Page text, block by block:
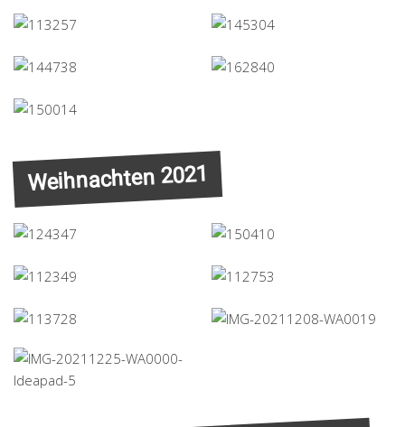
Weihnachten 2021